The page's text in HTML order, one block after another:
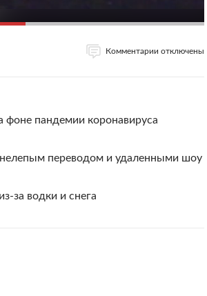
Комментарии отключены
пандемии коронавируса
переводом и удаленными шоу
за водки и снега